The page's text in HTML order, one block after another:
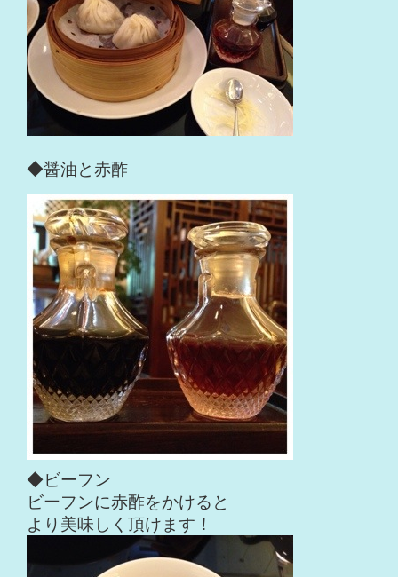
◆醤油と赤酢
◆ビーフン
ビーフンに赤酢をかけると
より美味しく頂けます！